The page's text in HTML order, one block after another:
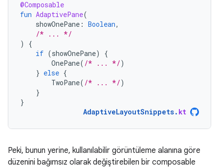
@Composable
fun AdaptivePane(
showOnePane : Boolean,
/* ... */
)
{
if (showOnePane)
{
OnePane( /* ... */)
} else {
TwoPane( /* ... */)
}
}
AdaptiveLayoutSnippets. kt
Peki, bunun yerine, kullanılabilir görüntüleme alanına göre
düzenini bağımsız olarak değiştirebilen bir composable